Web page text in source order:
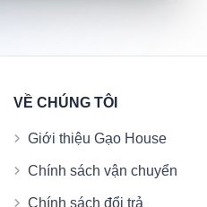
VỀ CHÚNG TÔI
Giới thiệu Gạo House
Chính sách vận chuyển
Chính sách đổi trả